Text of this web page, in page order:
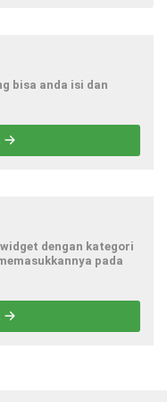
bisa anda isi dan
dengan kategori
pada